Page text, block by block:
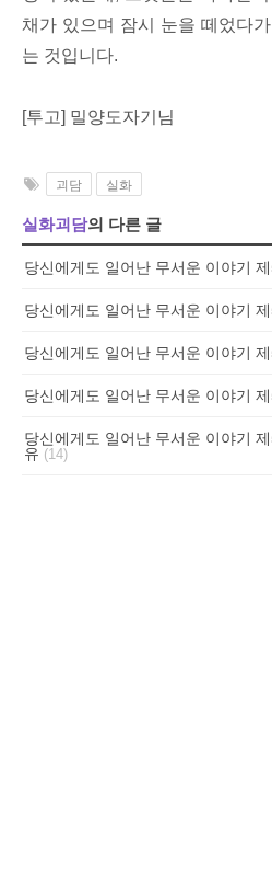
채가 있으며 잠시 눈을 떼었다
는 것입니다.
[투고] 밀양도자기님
괴담 실화
실화괴담의 다른 글
당신에게도 일어난 무서운 이야기
당신에게도 일어난 무서운 이야기
당신에게도 일어난 무서운 이야기
당신에게도 일어난 무서운 이야기
당신에게도 일어난 무서운 이야기
유 (14)